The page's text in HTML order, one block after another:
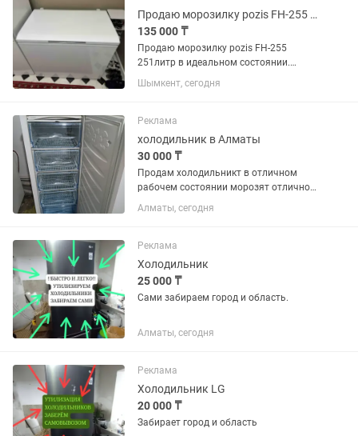
Продаю морозилку pozis FH-255 251литр в идеальном состоянии.
135 000 ₸
Продаю морозилку pozis FH-255
251литр в идеальном состоянии.
Хорошее качество данной модели и
металл прочный и толстый 135тыс
Шымкент, сегодня
Реклама
холодильник в Алматы
30 000 ₸
Продам холодильникт в отличном
рабочем состоянии морозят отлично
цены разные от 30000 и выше
Алматы, сегодня
Реклама
Холодильник
25 000 ₸
Сами забираем город и область.
Алматы, сегодня
Реклама
Холодильник LG
20 000 ₸
Забирает город и область